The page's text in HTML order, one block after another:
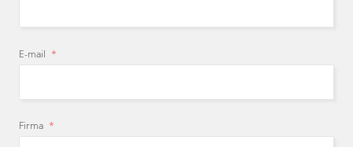
E-mail *
Firma *